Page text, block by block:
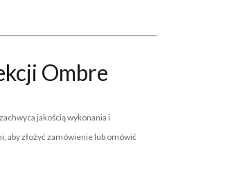
Ombre
jakością wykonania i
aby złożyć zamówienie lub omówić